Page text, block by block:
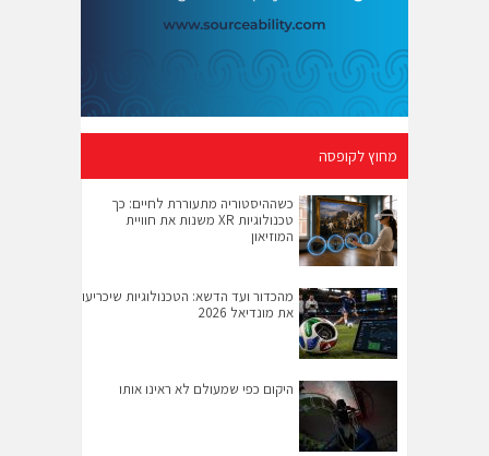
מחוץ לקופסה
כשההיסטוריה מתעוררת לחיים: כך
טכנולוגיות XR משנות את חוויית
המוזיאון
מהכדור ועד הדשא: הטכנולוגיות שיכריעו
את מונדיאל 2026
היקום כפי שמעולם לא ראינו אותו